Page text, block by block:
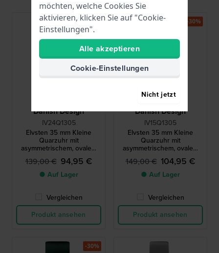
Danish Design
IV24Q1305
Elvsten 35 mm Kleine
Quarzuhr mit
asymmetrischem, ovalem
Gehäuse
139,00 € 94,95 €
● Auf Lager
Vergleichen
Produkt ansehen
-30%
Danish Design
IV15Q1305
Elvsten 35 mm Kleine
Quarzuhr mit
asymmetrischem, ovalem
Gehäuse
149,00 € 104,95 €
● Auf Lager
Vergleichen
Produkt ansehen
-30%
-30%
möchten, welche Cookies Sie
aktivieren, klicken Sie auf "Cookie-
Einstellungen".
Alle akzeptieren
Cookie-Einstellungen
Nicht jetzt